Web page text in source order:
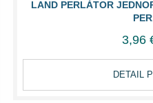
LAND PERLÁTOR
3,96
DETAIL